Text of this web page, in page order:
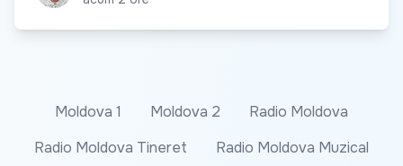
Moldova 1 Moldova 2
Radio Moldova
Radio Moldova Tineret
Radio Moldova Muzical